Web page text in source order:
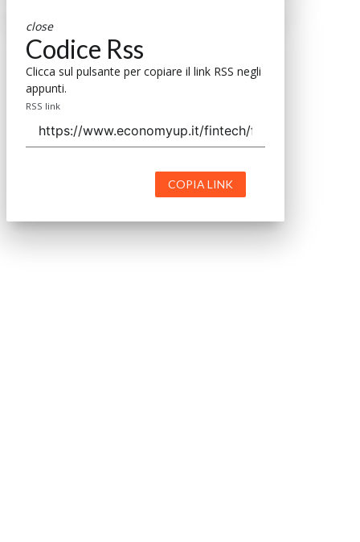
close
Codice Rss
Clicca sul pulsante per copiare il link RSS negli
appunti.
RSS link
COPIA LINK